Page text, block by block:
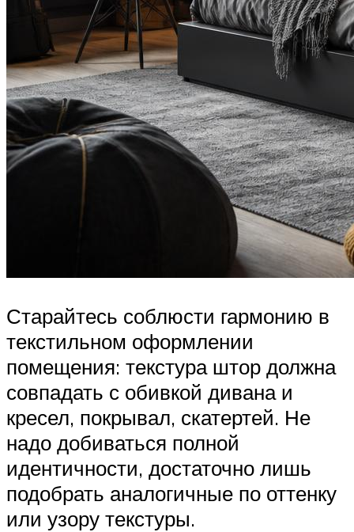
Старайтесь соблюсти гармонию в
текстильном оформлении
помещения: текстура штор должна
совпадать с обивкой дивана и
кресел, покрывал, скатертей. Не
надо добиваться полной
идентичности, достаточно лишь
подобрать аналогичные по оттенку
или узору текстуры.